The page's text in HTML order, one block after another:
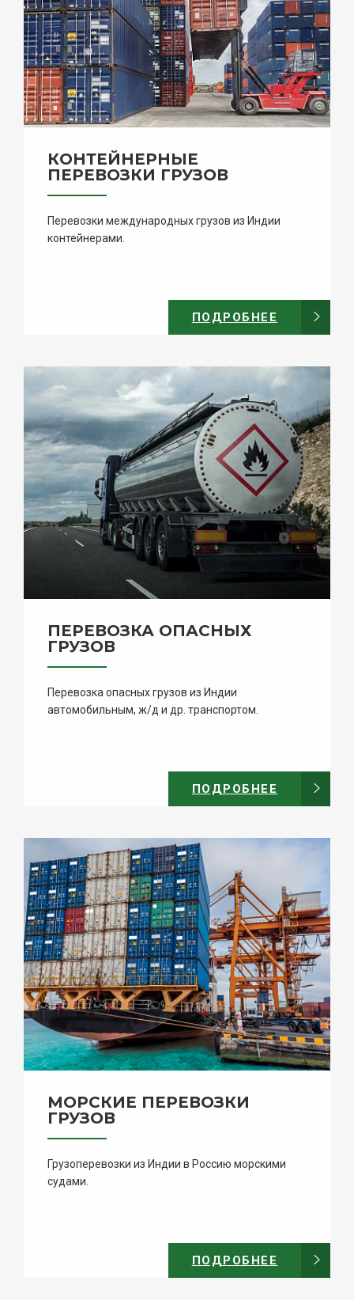
КОНТЕЙНЕРНЫЕ
ПЕРЕВОЗКИ ГРУЗОВ
Перевозки международных грузов из Индии
контейнерами.
ПОДРОБНЕЕ
ПЕРЕВОЗКА ОПАСНЫХ
ГРУЗОВ
Перевозка опасных грузов из Индии
автомобильным, ж/д и др. транспортом.
ПОДРОБНЕЕ
МОРСКИЕ ПЕРЕВОЗКИ
ГРУЗОВ
Грузоперевозки из Индии в Россию морскими
судами.
ПОДРОБНЕЕ